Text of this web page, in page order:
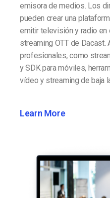
emisora de medios. Los
pueden crear una
emitir televisión y radio
streaming OTT de Dacast.
profesionales, como
y SDK para móviles,
vídeo y streaming de baja
Learn More